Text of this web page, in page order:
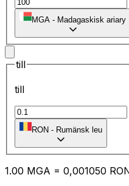
MGA - Madagaskisk ariary
till
till
RON - Rumänsk leu
1.00 MGA = 0,001050